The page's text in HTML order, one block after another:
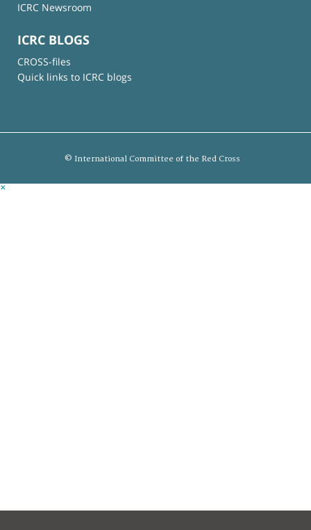
ICRC Newsroom
ICRC BLOGS
CROSS-files
Quick links to ICRC blogs
© International Committee of the Red Cross
×